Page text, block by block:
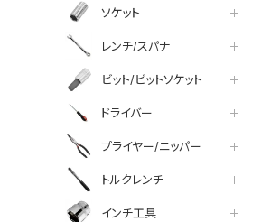
ソケット
レンチ/スパナ
ビット/ビットソケット
ドライバー
プライヤー/ニッパー
トルクレンチ
インチ工具